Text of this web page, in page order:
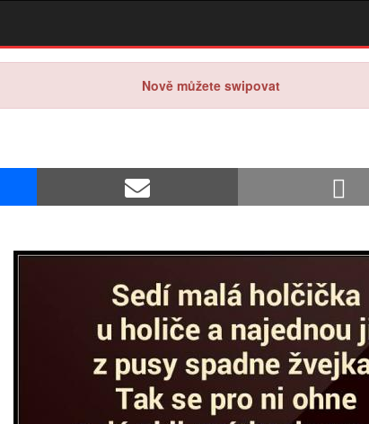
Nově můžete swipovat